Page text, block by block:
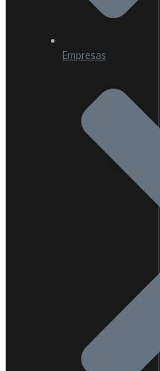
Empresas